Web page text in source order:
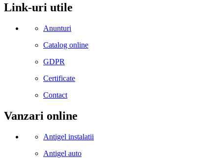
Link-uri utile
Anunturi
Catalog online
GDPR
Certificate
Contact
Vanzari online
Antigel instalatii
Antigel auto